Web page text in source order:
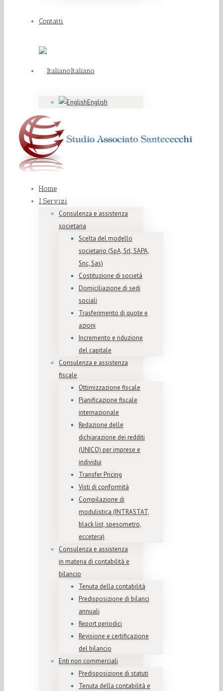
Contatti
Italiano
English
Home
I Servizi
Consulenza e assistenza
societaria
Scelta del modello
societario (SpA, Srl, SAPA,
Snc, Sas)
Costituzione di società
Domiciliazione di sedi
sociali
Trasferimento di quote e
azioni
Incremento e riduzione
del capitale
Consulenza e assistenza
fiscale
Ottimizzazione fiscale
Pianificazione fiscale
internazionale
Redazione delle
dichiarazione dei redditi
(UNICO) per imprese e
individui
Transfer Pricing
Visti di conformità
Compilazione di
modulistica (INTRASTAT,
black list, spesometro,
eccetera)
Consulenza e assistenza
in materia di contabilità e
bilancio
Tenuta della contabilità
Predisposizione di bilanci
annuali
Report periodici
Revisione e certificazione
del bilancio
Enti non commerciali
Predisposizione di statuti
Tenuta della contabilità e